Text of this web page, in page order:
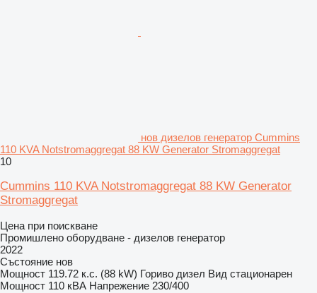
нов дизелов генератор Cummins
110 KVA Notstromaggregat 88 KW Generator Stromaggregat
10
Cummins 110 KVA Notstromaggregat 88 KW Generator
Stromaggregat
Цена при поискване
Промишлено оборудване - дизелов генератор
2022
Състояние нов
Мощност 119.72 к.с. (88 kW) Гориво дизел Вид стационарен
Мощност 110 кВА Напрежение 230/400